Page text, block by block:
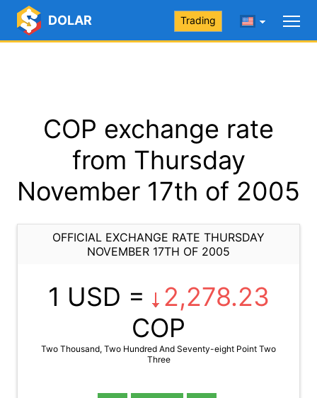
DOLAR Trading
COP exchange rate
from Thursday
November 17th of 2005
OFFICIAL EXCHANGE RATE THURSDAY
NOVEMBER 17TH OF 2005
1 USD =
2,278.23
COP
Two Thousand, Two Hundred And Seventy-eight Point Two
Three